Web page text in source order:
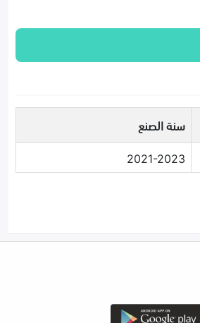
سنة الصنع
2021-2023